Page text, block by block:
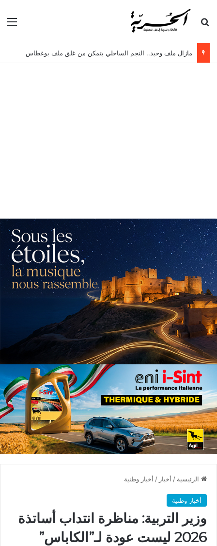
بحث عن
مازال ملف وحيد.. النجم الساحلي يتمكن من غلق ملف بوغطاس
الرئيسية / أخبار / أخبار وطنية
أخبار وطنية
وزير التربية: مناظرة انتداب أساتذة
2026 ليست عودة لـ”الكاباس”